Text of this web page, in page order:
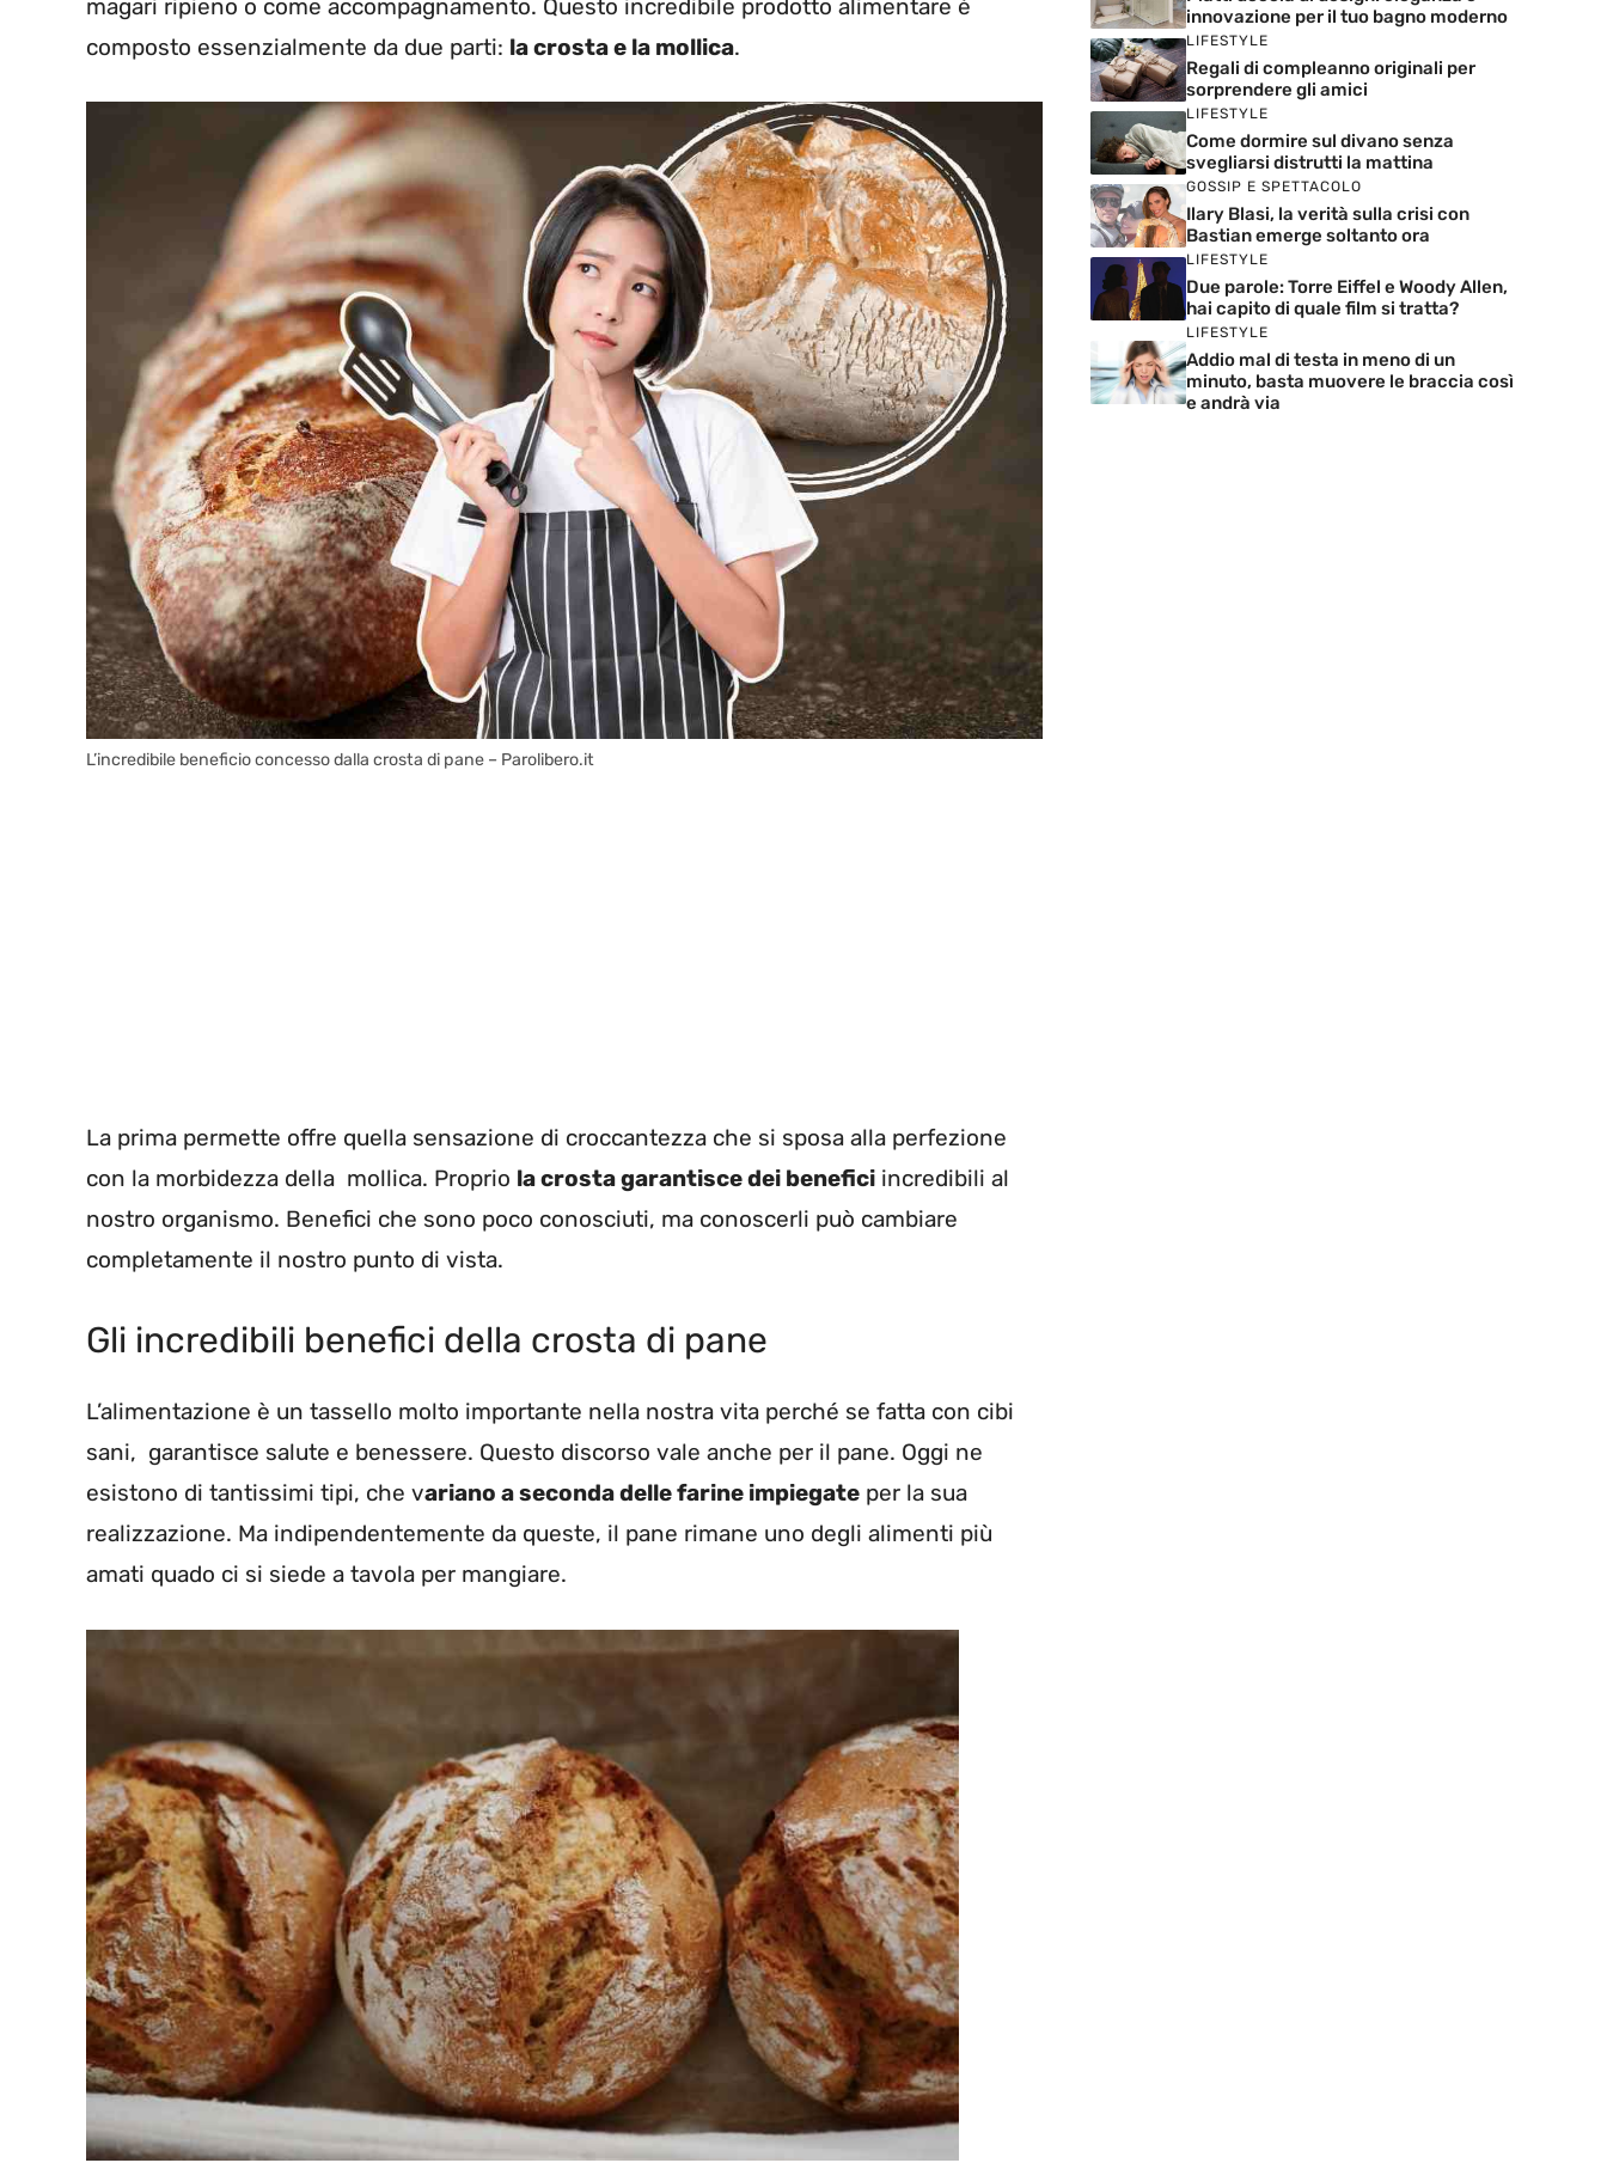
magari ripieno o come accompagnamento. Questo incredibile prodotto alimentare è
composto essenzialmente da due parti: la crosta e la mollica.
L’incredibile beneficio concesso dalla crosta di pane – Parolibero.it
La prima permette offre quella sensazione di croccantezza che si sposa alla perfezione
con la morbidezza della mollica. Proprio la crosta garantisce dei benefici incredibili al
nostro organismo. Benefici che sono poco conosciuti, ma conoscerli può cambiare
completamente il nostro punto di vista.
Gli incredibili benefici della crosta di pane
L’alimentazione è un tassello molto importante nella nostra vita perché se fatta con cibi
sani, garantisce salute e benessere. Questo discorso vale anche per il pane. Oggi ne
esistono di tantissimi tipi, che variano a seconda delle farine impiegate per la sua
realizzazione. Ma indipendentemente da queste, il pane rimane uno degli alimenti più
amati quado ci si siede a tavola per mangiare.
innovazione per il tuo bagno moderno
LIFESTYLE
Regali di compleanno originali per
sorprendere gli amici
LIFESTYLE
Come dormire sul divano senza
svegliarsi distrutti la mattina
GOSSIP E SPETTACOLO
Ilary Blasi, la verità sulla crisi con
Bastian emerge soltanto ora
LIFESTYLE
Due parole: Torre Eiffel e Woody Allen,
hai capito di quale film si tratta?
LIFESTYLE
Addio mal di testa in meno di un
minuto, basta muovere le braccia così
e andrà via